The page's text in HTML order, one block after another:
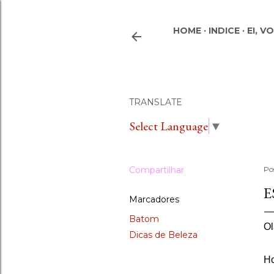
HOME INDICE EI,
TRANSLATE
Select Language ▼
Compartilhar
Marcadores
Batom
Dicas de Beleza